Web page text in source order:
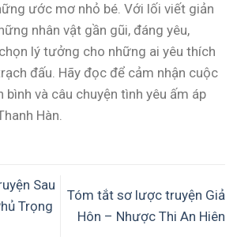
ước mơ nhỏ bé. Với lối viết giản
nhân vật gần gũi, đáng yêu,
lý tưởng cho những ai yêu thích
đấu. Hãy đọc để cảm nhận cuộc
bình và câu chuyện tình yêu ấm áp
Hàn.
Sau
Trọng
Tóm tắt sơ lược truyện Giả
Hôn – Nhược Thi An Hiên